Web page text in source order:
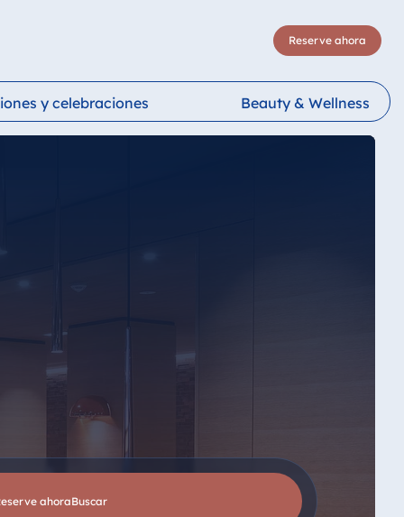
Reserve ahora
y celebraciones Beauty & Wellness
Reserve ahora buscar